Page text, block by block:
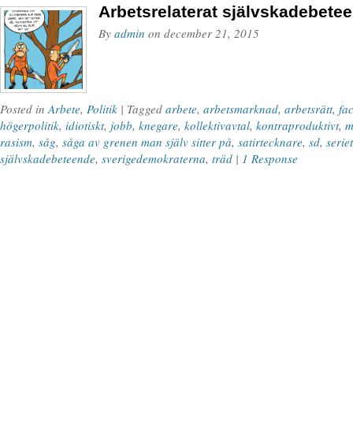
Arbetsrelaterat
By admin on december 21, 2015
Posted inArbete, Politik | Tagged arbete, arbetsmarknad, arbetsrätt,
högerpolitik, idiotiskt, jobb, knegare, kollektivavtal, kontraproduktivt,
rasism, såg, såga av grenen man själv sitter på, satirtecknare, sd,
självskadebeteende, sverigedemokraterna, träd | 1 Response